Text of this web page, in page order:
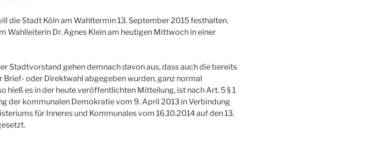
die Stadt Köln am Wahltermin 13. September 2015 festhalten.
Wahlleiterin Dr. Agnes Klein am heutigen Mittwoch in einer
Stadtvorstand gehen demnach davon aus, dass auch die bereits
oder Direktwahl abgegeben wurden, ganz normal
hieß es in der heute veröffentlichten Mitteilung, ist nach Art. 5 § 1
der kommunalen Demokratie vom 9. April 2013 in Verbindung
für Inneres und Kommunales vom 16.10.2014 auf den 13.